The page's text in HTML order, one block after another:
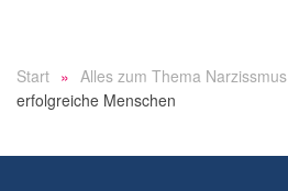
Start Alles zum Thema Narzissmus
erfolgreiche Menschen